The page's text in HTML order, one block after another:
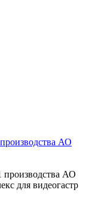
АО
производства АО
для видеогастр